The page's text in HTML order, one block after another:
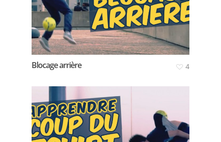
Blocage arrière 4